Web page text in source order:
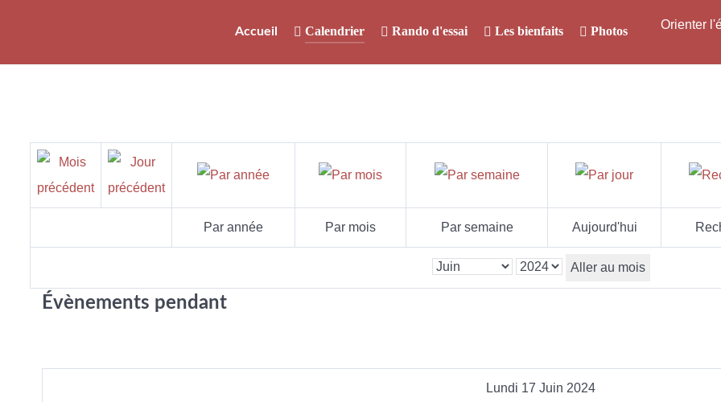
Accueil Calendrier Rando d'essai Les bienfaits Photos Orienter
Par année Par mois Par semaine Aujourd'hui
Aller au mois
Évènements pendant
Lundi 17 Juin 2024